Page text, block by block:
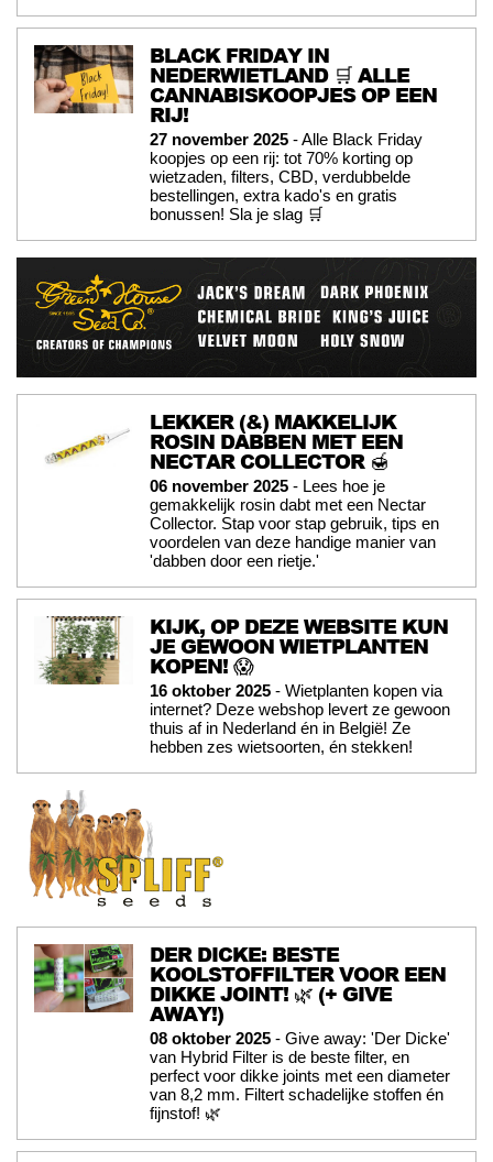
BLACK FRIDAY IN
NEDERWIETLAND 🛒 ALLE
CANNABISKOOPJES OP EEN
RIJ!
27 november 2025 - Alle Black Friday
koopjes op een rij: tot 70% korting op
wietzaden, filters, CBD, verdubbelde
bestellingen, extra kado's en gratis
bonussen! Sla je slag 🛒
LEKKER (&) MAKKELIJK
ROSIN DABBEN MET EEN
NECTAR COLLECTOR 🍯
06 november 2025 - Lees hoe je
gemakkelijk rosin dabt met een Nectar
Collector. Stap voor stap gebruik, tips en
voordelen van deze handige manier van
'dabben door een rietje.'
KIJK, OP DEZE WEBSITE KUN
JE GEWOON WIETPLANTEN
KOPEN! 😱
16 oktober 2025 - Wietplanten kopen via
internet? Deze webshop levert ze gewoon
thuis af in Nederland én in België! Ze
hebben zes wietsoorten, én stekken!
DER DICKE: BESTE
KOOLSTOFFILTER VOOR EEN
DIKKE JOINT! 🌿 (+ GIVE
AWAY!)
08 oktober 2025 - Give away: 'Der Dicke'
van Hybrid Filter is de beste filter, en
perfect voor dikke joints met een diameter
van 8,2 mm. Filtert schadelijke stoffen én
fijnstof! 🌿